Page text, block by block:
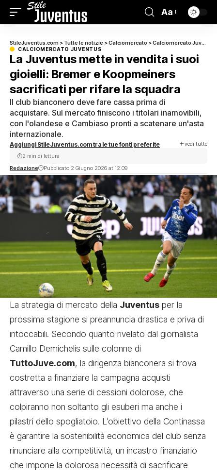
Aa
StileJuventus.com > Tutte le notizie >Calciomercato >Calciomercato Juventus
CALCIOMERCATO JUVENTUS
La Juventus mette in vendita i suoi
gioielli: Bremer e Koopmeiners
sacrificati per rifare la squadra
Il club bianconero deve fare cassa prima di
acquistare. Sul mercato finiscono i titolari inamovibili,
con l'olandese e Cambiaso pronti a scatenare un'asta
internazionale.
Aggiungi StileJuventus.com tra le tue fonti preferite vedi tutte
Redazione Pubblicato 2 Giugno 2026 at 12:09
2 min di lettura
La strategia di mercato della Juventus per la
prossima stagione si preannuncia drastica e priva di
intoccabili. Secondo quanto rivelato dal giornalista
Camillo Demichelis sulle colonne di
TuttoJuve.com, la dirigenza bianconera si trova
costretta a finanziare la campagna acquisti
attraverso una serie di cessioni dolorose, che
colpiranno non soltanto gli esuberi ma anche i
pilastri dello spogliatoio. L’obiettivo della Continassa
è garantire la sostenibilità economica del club senza
rinunciare alla competitività, un incastro finanziario
che impone la dolorosa necessità di sacrificare